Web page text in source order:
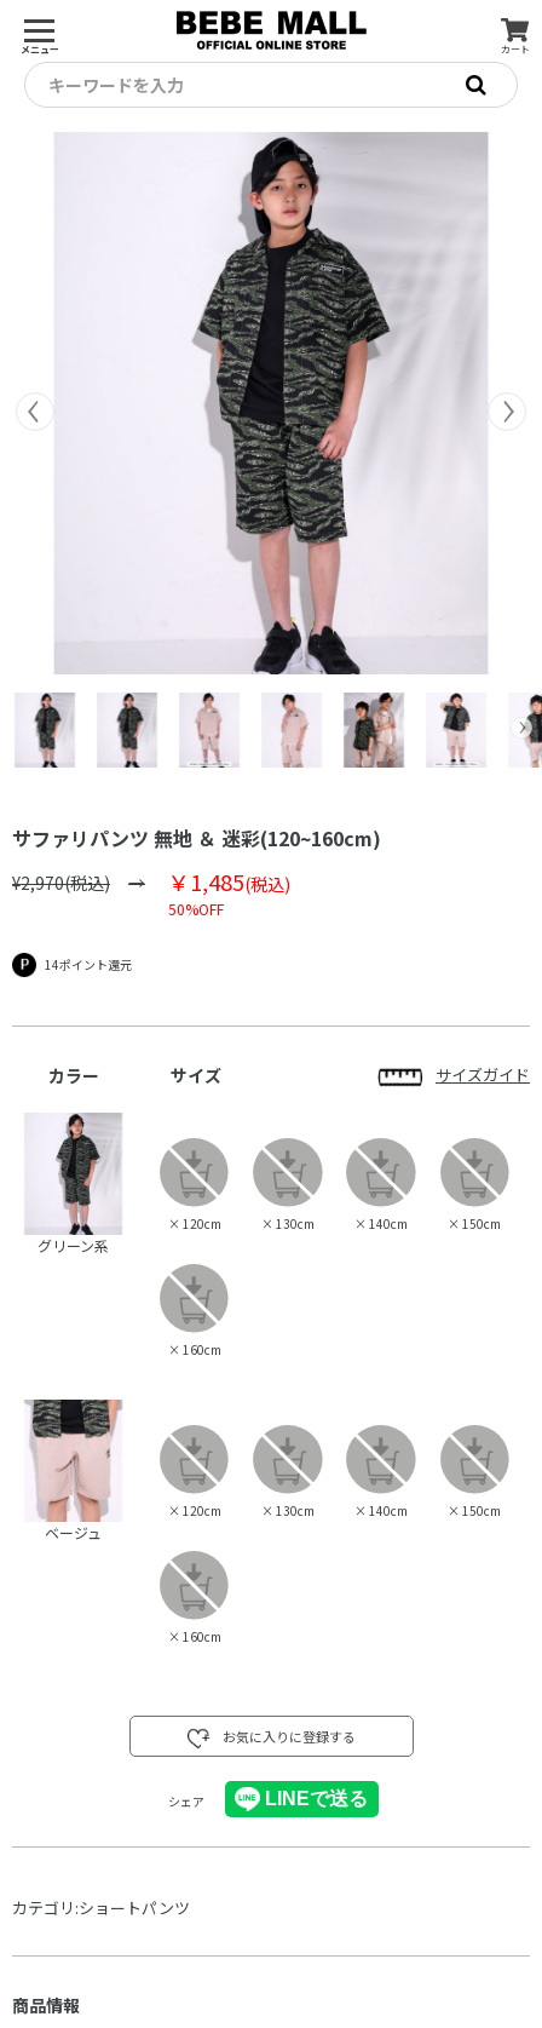
メニュー カート
キーワードを入力
サファリパンツ 無地 ＆ 迷彩(120~160cm)
¥2,970(税込) ￥1,485(税込)
50%OFF
14ポイント還元
カラー サイズ サイズガイド
グリーン系
× 120cm × 130cm × 140cm × 150cm
× 160cm
ベージュ
× 120cm × 130cm × 140cm × 150cm
× 160cm
お気に入りに登録する
シェア
カテゴリ:ショートパンツ
商品情報